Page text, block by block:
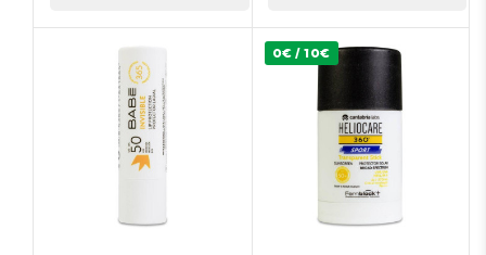
0€ / 10€